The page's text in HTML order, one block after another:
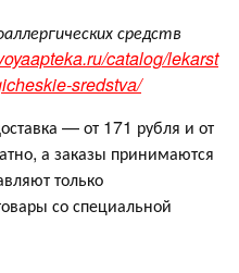
средств
catalog/lekarst
sredstva/
— от 171 рубля и от
а заказы принимаются
только
со специальной